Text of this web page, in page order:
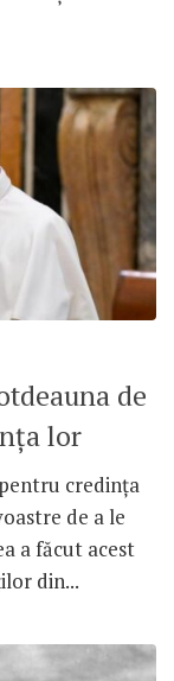
de
lor
credința
de a le
a făcut acest
din...